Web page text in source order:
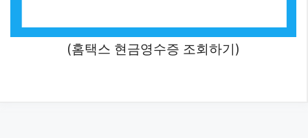
(홈택스 현금영수증 조회하기)